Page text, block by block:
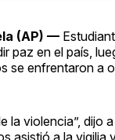
(AP) —
paz en el país,
se enfrentaron a
la violencia”, dijo
asistió a la vigilia